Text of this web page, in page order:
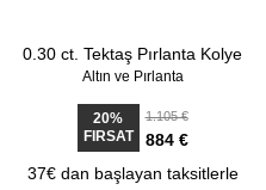
0.30 ct. Tektaş Pırlanta Kolye
Altın ve Pırlanta
20%
FIRSAT
1.105 €
884 €
37€ dan başlayan taksitlerle